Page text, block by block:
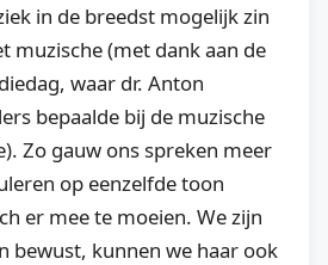
in de breedst mogelijk zin
muzische (met dank aan de
waar dr. Anton
bepaalde bij de muzische
Zo gauw ons spreken meer
op eenzelfde toon
er mee te moeien. We zijn
bewust, kunnen we haar ook